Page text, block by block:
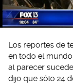
Los reportes de
en todo el
al parecer
dijo que sólo 24